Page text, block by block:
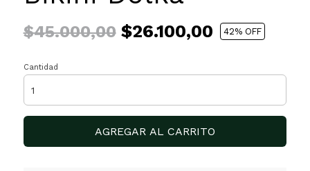
$45.000,00$26.100,00 42% OFF
Cantidad
AGREGAR AL CARRITO